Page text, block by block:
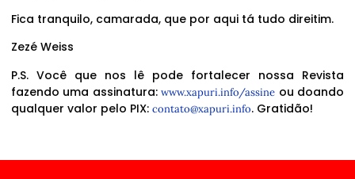
Fica tranquilo, camarada, que por aqui tá tudo direitim.
Zezé Weiss
P.S. Você que nos lê pode fortalecer nossa Revista
fazendo uma assinatura:www.xapuri.info/assine ou doando
qualquer valor pelo PIX: contato@xapuri.info. Gratidão!